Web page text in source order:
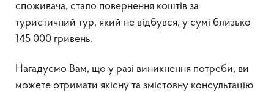
споживача, стало повернення коштів за
туристичний тур, який не відбувся, у сумі близько
145 000 гривень.
Нагадуємо Вам, що у разі виникнення потреби, ви
можете отримати якісну та змістовну консультацію